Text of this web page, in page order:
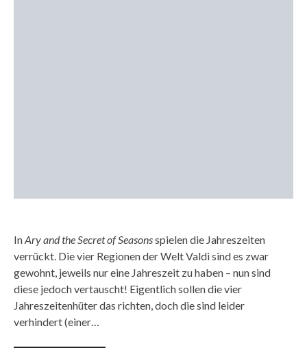
InAry and the Secret of Seasonsspielen die Jahreszeiten
verrückt. Die vier Regionen der Welt Valdi sind es zwar
gewohnt, jeweils nur eine Jahreszeit zu haben – nun sind
diese jedoch vertauscht! Eigentlich sollen die vier
Jahreszeitenhüter das richten, doch die sind leider
verhindert (einer…